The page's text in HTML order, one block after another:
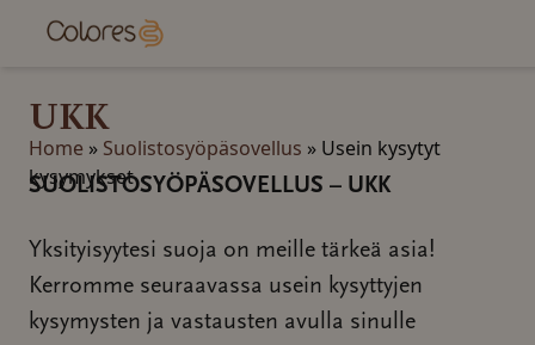
Home » Suolistosyöpäsovellus » Usein kysytyt
kysymykset
UKK
SUOLISTOSYÖPÄSOVELLUS – UKK
Yksityisyytesi suoja on meille tärkeä asia!
Kerromme seuraavassa usein kysyttyjen
kysymysten ja vastausten avulla sinulle